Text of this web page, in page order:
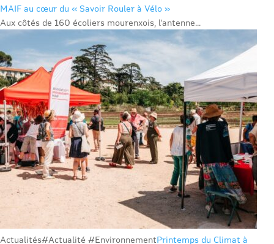
MAIF au cœur du « Savoir Rouler à Vélo »
Aux côtés de 160 écoliers mourenxois, l’antenne...
Actualités#Actualité #EnvironnementPrintemps du Climat à